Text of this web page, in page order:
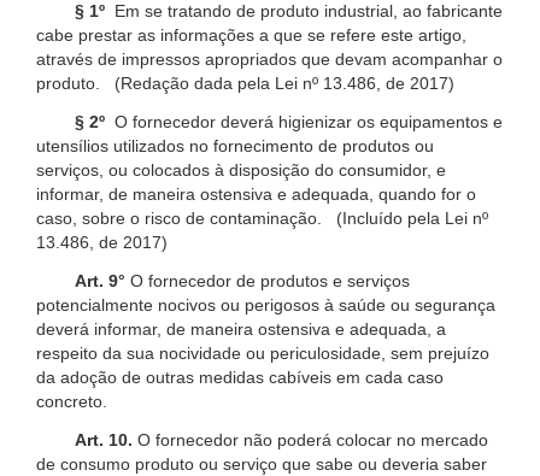
§ 1º Em se tratando de produto industrial, ao fabricante
cabe prestar as informações a que se refere este artigo,
através de impressos apropriados que devam acompanhar o
produto. (Redação dada pela Lei nº 13.486, de 2017)
§ 2º O fornecedor deverá higienizar os equipamentos e
utensílios utilizados no fornecimento de produtos ou
serviços, ou colocados à disposição do consumidor, e
informar, de maneira ostensiva e adequada, quando for o
caso, sobre o risco de contaminação. (Incluído pela Lei nº
13.486, de 2017)
Art. 9° O fornecedor de produtos e serviços
potencialmente nocivos ou perigosos à saúde ou segurança
deverá informar, de maneira ostensiva e adequada, a
respeito da sua nocividade ou periculosidade, sem prejuízo
da adoção de outras medidas cabíveis em cada caso
concreto.
Art. 10. O fornecedor não poderá colocar no mercado
de consumo produto ou serviço que sabe ou deveria saber